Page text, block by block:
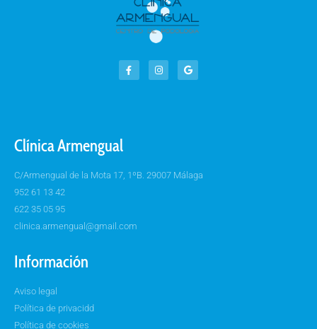
Clínica Armengual
C/Armengual de la Mota 17, 1ºB. 29007 Málaga
952 61 13 42
622 35 05 95
clinica.armengual@gmail.com
Información
Aviso legal
Política de privacidd
Política de cookies